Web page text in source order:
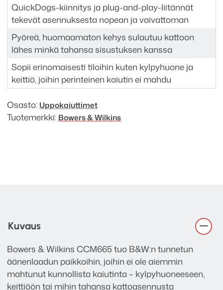
QuickDogs-kiinnitys ja plug-and-play-liitännät
tekevät asennuksesta nopean ja vaivattoman
Pyöreä, huomaamaton kehys sulautuu kattoon
lähes minkä tahansa sisustuksen kanssa
Sopii erinomaisesti tiloihin kuten kylpyhuone ja
keittiö, joihin perinteinen kaiutin ei mahdu
Osasto: Uppokaiuttimet
Tuotemerkki: Bowers & Wilkins
Kuvaus
Bowers & Wilkins CCM665 tuo B&W:n tunnetun
äänenlaadun paikkoihin, joihin ei ole aiemmin
mahtunut kunnollista kaiutinta – kylpyhuoneeseen,
keittiöön tai mihin tahansa kattoasennusta